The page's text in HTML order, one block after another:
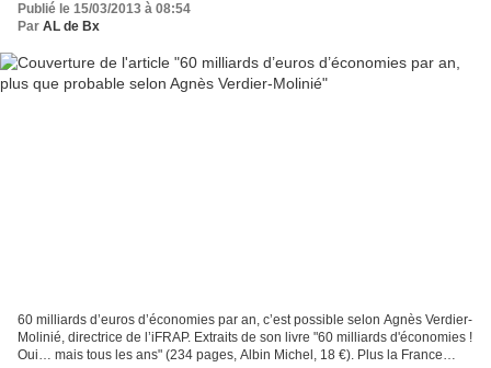
Publié le 15/03/2013 à 08:54
Par AL de Bx
60 milliards d’euros d’économies par an, c’est possible selon Agnès Verdier-
Molinié, directrice de l’iFRAP. Extraits de son livre "60 milliards d'économies !
Oui… mais tous les ans" (234 pages, Albin Michel, 18 €). Plus la France